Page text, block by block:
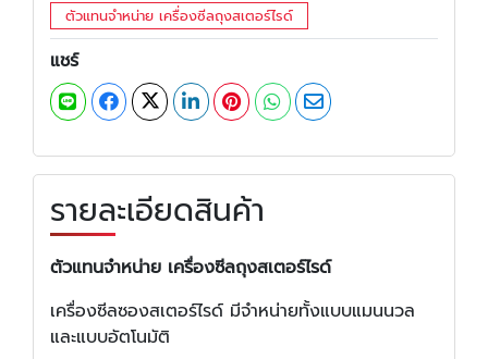
ตัวแทนจำหน่าย เครื่องซีลถุงสเตอร์ไรด์
แชร์
รายละเอียดสินค้า
ตัวแทนจำหน่าย เครื่องซีลถุงสเตอร์ไรด์
เครื่องซีลซองสเตอร์ไรด์ มีจำหน่ายทั้งแบบแมนนวล
และแบบอัตโนมัติ